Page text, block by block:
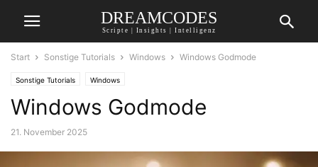
DREAMCODES
Scripte | Insights | Intelligenz
Start Sonstige Tutorials Windows Windows Godmode
Sonstige Tutorials Windows
Windows Godmode
21. November 2025